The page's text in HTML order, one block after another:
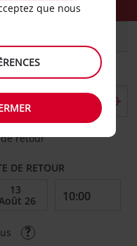
retour
DE RETOUR
que nous